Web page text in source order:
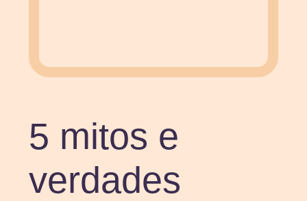
5 mitos e
verdades